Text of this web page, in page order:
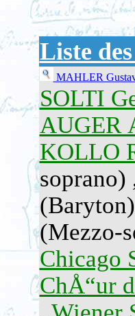
Liste
MAHLER
SOLTI
AUGER
KOLLO
soprano)
(Mezzo-
Chicago
ChÅ“ur